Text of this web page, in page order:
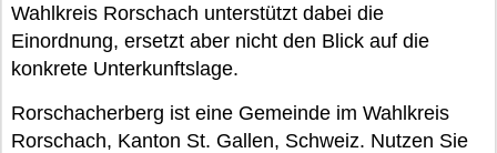
Wahlkreis Rorschach unterstützt dabei die
Einordnung, ersetzt aber nicht den Blick auf die
konkrete Unterkunftslage.
Rorschacherberg ist eine Gemeinde im Wahlkreis
Rorschach, Kanton St. Gallen, Schweiz. Nutzen Sie